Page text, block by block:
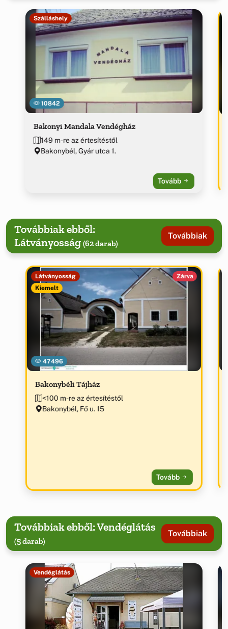
10842
Szálláshely
Bakonyi Mandala Vendégház
149 m-re az értesítéstől
Bakonybél, Gyár utca 1.
Tovább
Továbbiak ebből:
Látványosság (62 darab)
Továbbiak
47496
Látványosság
Kiemelt
Zárva
Bakonybéli Tájház
<100 m-re az értesítéstől
Bakonybél, Fő u. 15
Tovább
Továbbiak ebből: Vendéglátás
(5 darab)
Továbbiak
Vendéglátás